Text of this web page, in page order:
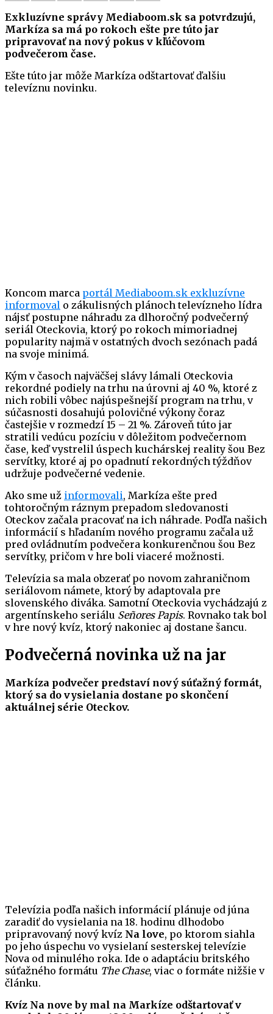
Exkluzívne správy Mediaboom.sk sa potvrdzujú,
Markíza sa má po rokoch ešte pre túto jar
pripravovať na nový pokus v kľúčovom
podvečerom čase.
Ešte túto jar môže Markíza odštartovať ďalšiu
televíznu novinku.
Koncom marca portál Mediaboom.sk exkluzívne
informoval o zákulisných plánoch televízneho lídra
nájsť postupne náhradu za dlhoročný podvečerný
seriál Oteckovia, ktorý po rokoch mimoriadnej
popularity najmä v ostatných dvoch sezónach padá
na svoje minimá.
Kým v časoch najväčšej slávy lámali Oteckovia
rekordné podiely na trhu na úrovni aj 40 %, ktoré z
nich robili vôbec najúspešnejší program na trhu, v
súčasnosti dosahujú polovičné výkony čoraz
častejšie v rozmedzí 15 – 21 %. Zároveň túto jar
stratili vedúcu pozíciu v dôležitom podvečernom
čase, keď vystrelil úspech kuchárskej reality šou Bez
servítky, ktoré aj po opadnutí rekordných týždňov
udržuje podvečerné vedenie.
Ako sme už informovali, Markíza ešte pred
tohtoročným ráznym prepadom sledovanosti
Oteckov začala pracovať na ich náhrade. Podľa našich
informácií s hľadaním nového programu začala už
pred ovládnutím podvečera konkurenčnou šou Bez
servítky, pričom v hre boli viaceré možnosti.
Televízia sa mala obzerať po novom zahraničnom
seriálovom námete, ktorý by adaptovala pre
slovenského diváka. Samotní Oteckovia vychádzajú z
argentínskeho seriálu Señores Papis. Rovnako tak bol
v hre nový kvíz, ktorý nakoniec aj dostane šancu.
Podvečerná novinka už na jar
Markíza podvečer predstaví nový súťažný formát,
ktorý sa do vysielania dostane po skončení
aktuálnej série Oteckov.
Televízia podľa našich informácií plánuje od júna
zaradiť do vysielania na 18. hodinu dlhodobo
pripravovaný nový kvíz Na love, po ktorom siahla
po jeho úspechu vo vysielaní sesterskej televízie
Nova od minulého roka. Ide o adaptáciu britského
súťažného formátu The Chase, viac o formáte nižšie v
článku.
Kvíz Na nove by mal na Markíze odštartovať v